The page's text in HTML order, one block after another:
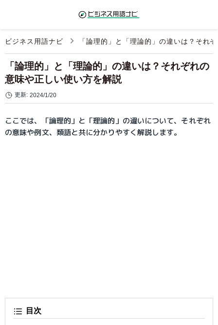
ビジネス用語ナビ 「論理的」と「理論的」の違いは？それ
「論理的」と「理論的」の違いは？それぞれの
意味や正しい使い方を解説
更新: 2024/1/20
ここでは、「論理的」と「理論的」の違いについて、それぞれ
の意味や例文、類語と共に分かりやすく解説します。
目次